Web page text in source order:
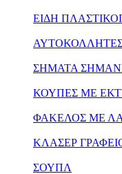
ΕΙΔΗ
ΑΥΤΟΚΟΛΛΗΤΕΣ
ΣΗΜΑΤΑ
ΚΟΥΠΕΣ ΜΕ
ΦΑΚΕΛΟΣ ΜΕ
ΚΛΑΣΕΡ
ΣΟΥΠΛ